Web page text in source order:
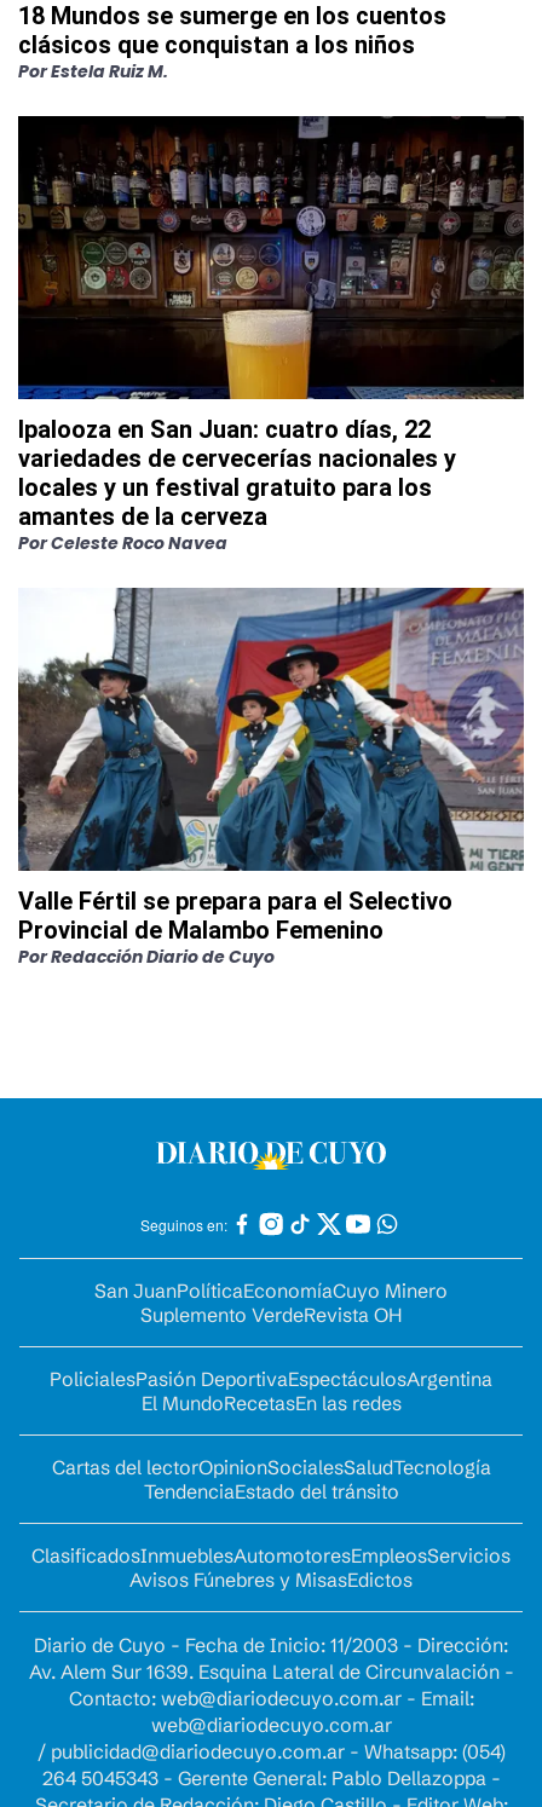
18 Mundos se sumerge en los cuentos
clásicos que conquistan a los niños
PorEstela Ruiz M.
Ipalooza en San Juan: cuatro días, 22
variedades de cervecerías nacionales y
locales y un festival gratuito para los
amantes de la cerveza
PorCeleste Roco Navea
Valle Fértil se prepara para el Selectivo
Provincial de Malambo Femenino
PorRedacción Diario de Cuyo
Seguinos en:
San JuanPolíticaEconomíaCuyo Minero
Suplemento VerdeRevista OH
PolicialesPasión DeportivaEspectáculosArgentina
El MundoRecetasEn las redes
Cartas del lectorOpinionSocialesSaludTecnología
TendenciaEstado del tránsito
ClasificadosInmueblesAutomotoresEmpleosServicios
Avisos Fúnebres y MisasEdictos
Diario de Cuyo - Fecha de Inicio: 11/2003 - Dirección:
Av. Alem Sur 1639. Esquina Lateral de Circunvalación -
Contacto: web@diariodecuyo.com.ar- Email:
web@diariodecuyo.com.ar
/ publicidad@diariodecuyo.com.ar- Whatsapp: (054)
264 5045343 - Gerente General: Pablo Dellazoppa -